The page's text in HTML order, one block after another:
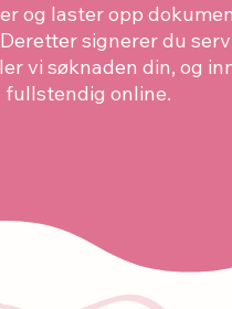
og laster opp
signerer du
vi søknaden din, og
online.